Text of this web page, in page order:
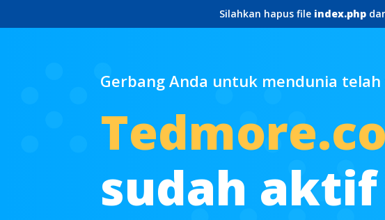
Silahkan hapus file index.php
Gerbang Anda untuk mendunia
sudah aktif